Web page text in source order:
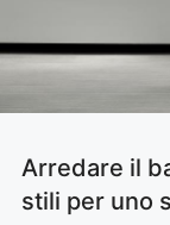
Arredare il
stili per uno